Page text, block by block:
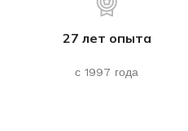
27 лет опыта
с 1997 года